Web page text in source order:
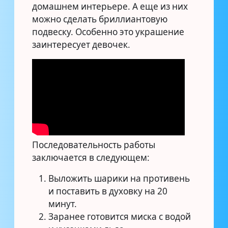
домашнем интерьере. А еще из них
можно сделать бриллиантовую
подвеску. Особенно это украшение
заинтересует девочек.
Последовательность работы
заключается в следующем:
Выложить шарики на противень
и поставить в духовку на 20
минут.
Заранее готовится миска с водой